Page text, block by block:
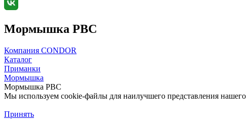
Мормышка РВС
Компания CONDOR
Каталог
Приманки
Мормышка
Мормышка РВС
Мы используем cookie-файлы для наилучшего представления нашего
Принять